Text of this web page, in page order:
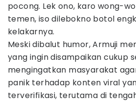
pocong. Lek ono, karo wong-
temen, iso dilebokno botol
kelakarnya.
Meski dibalut humor, Armuji
yang ingin disampaikan cukup
mengingatkan masyarakat
panik terhadap konten viral
terverifikasi, terutama di